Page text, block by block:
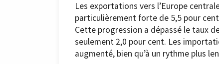
Les exportations vers l’Europe
particulièrement forte de 5,5 pour
Cette progression a dépassé le taux
seulement 2,0 pour cent. Les
augmenté, bien qu’à un rythme plus